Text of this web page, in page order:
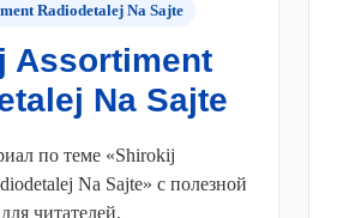
Radiodetalej Na Sajte
Assortiment
Na Sajte
по теме «Shirokij
Na Sajte» с полезной
читателей.